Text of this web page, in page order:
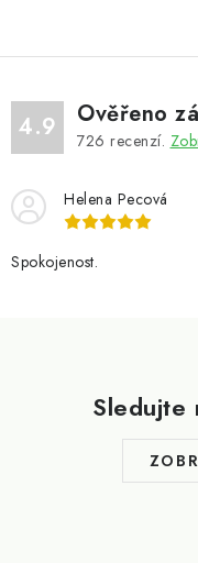
4.9 Ověřeno
726 recenzí.
Helena Pecová
Spokojenost.
Sledujte